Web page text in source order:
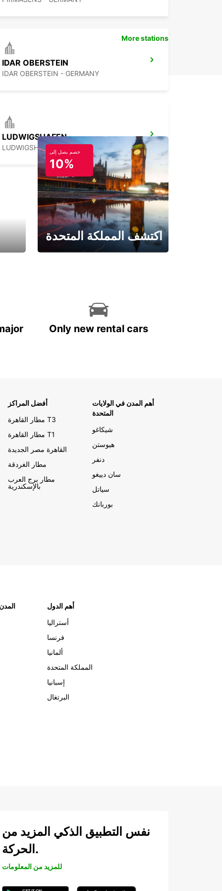
IDAR OBERSTEIN
IDAR OBERSTEIN - GERMANY
LUDWIGSHAFEN
LUDWIGSHAFEN - GERMANY
More stations
خصم يصل إلى
10%
اكتشف المملكة المتحدة
Only new rental cars
أفضل المراكز
مطار القاهرة T3
مطار القاهرة T1
القاهرة مصر الجديدة
مطار الغردقة
مطار برج العرب
بالإسكندرية
أهم المدن في الولايات
المتحدة
شيكاغو
هيوستن
دنفر
سان دييغو
سياتل
بوربانك
أهم الدول
أستراليا
فرنسا
ألمانيا
المملكة المتحدة
إسبانيا
البرتغال
نفس التطبيق الذكي المزيد من
الحركة.
للمزيد من المعلومات